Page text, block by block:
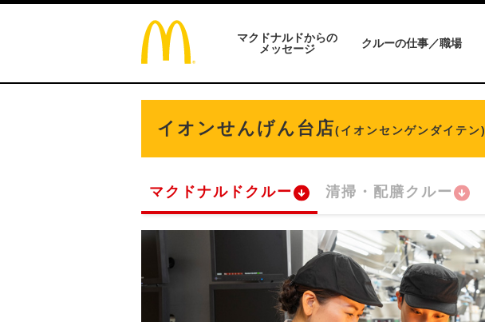
マクドナルドからの
メッセージ
クルーの仕事／職場
イオンせんげん台店(イオンセンゲンダイテン)
マクドナルドクルー 清掃・配膳クルー